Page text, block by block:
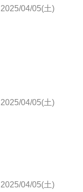
2025/04/05(土)
2025/04/05(土)
2025/04/05(土)